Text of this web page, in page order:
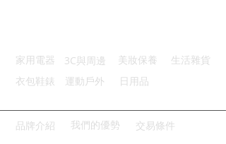
商品型號：p01_05244695
主要材質：棉
商品重量(g)：275
產地名稱：中國大陸
家用電器 3C與周邊 美妝保養
生活雜貨
衣包鞋錶
運動戶外 日用品
品牌介紹 我們的優勢 交易條件